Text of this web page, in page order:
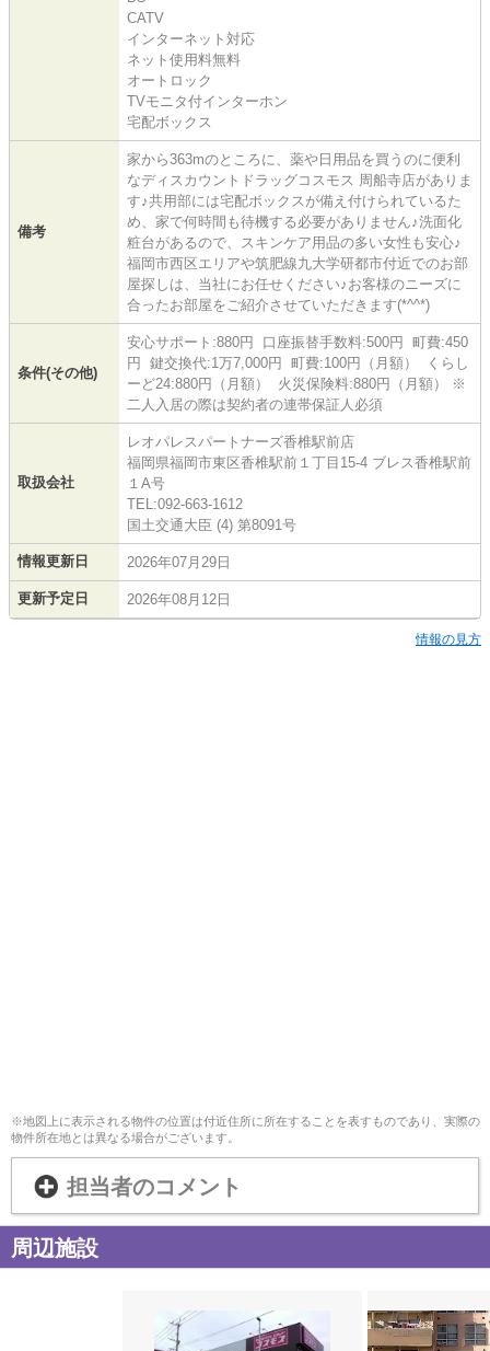
CATV
インターネット対応
ネット使用料無料
オートロック
TVモニタ付インターホン
宅配ボックス
備考
家から363mのところに、薬や日用品を買うのに便利
なディスカウントドラッグコスモス 周船寺店がありま
す♪共用部には宅配ボックスが備え付けられているた
め、家で何時間も待機する必要がありません♪洗面化
粧台があるので、スキンケア用品の多い女性も安心♪
福岡市西区エリアや筑肥線九大学研都市付近でのお部
屋探しは、当社にお任せください♪お客様のニーズに
合ったお部屋をご紹介させていただきます(*^^*)
条件(その他)
安心サポート:880円 口座振替手数料:500円 町費:450
円 鍵交換代:1万7,000円 町費:100円（月額） くらし
ーど24:880円（月額） 火災保険料:880円（月額） ※
二人入居の際は契約者の連帯保証人必須
取扱会社
レオパレスパートナーズ香椎駅前店
福岡県福岡市東区香椎駅前１丁目15-4 ブレス香椎駅前
１A号
TEL:092-663-1612
国土交通大臣 (4) 第8091号
情報更新日 2026年07月29日
更新予定日 2026年08月12日
情報の見方
※地図上に表示される物件の位置は付近住所に所在することを表すものであり、実際の
物件所在地とは異なる場合がございます。
担当者のコメント
周辺施設